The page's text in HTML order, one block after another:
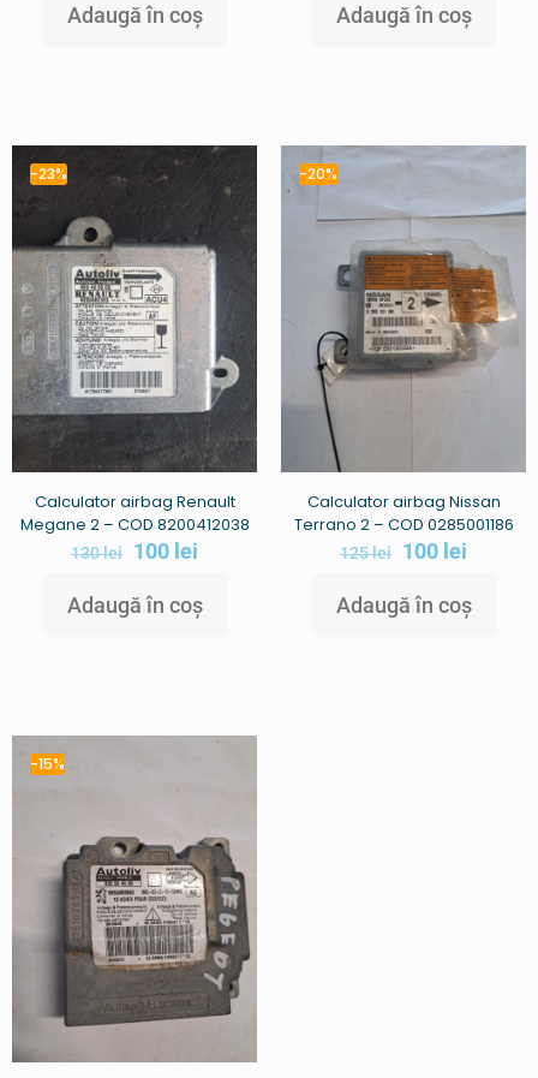
Adaugă în coș Adaugă în coș
-23%
Calculator airbag Renault
Megane 2 – COD 8200412038
130lei 100 lei
Adaugă în coș
-20%
Calculator airbag Nissan
Terrano 2 – COD 0285001186
125lei 100 lei
Adaugă în coș
-15%